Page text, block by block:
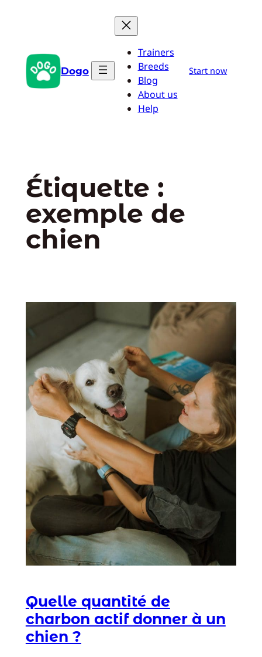
Dogo
Trainers
Breeds
Blog
About us
Help
Start now
Étiquette :
exemple de
chien
Quelle quantité de
charbon actif donner à un
chien ?